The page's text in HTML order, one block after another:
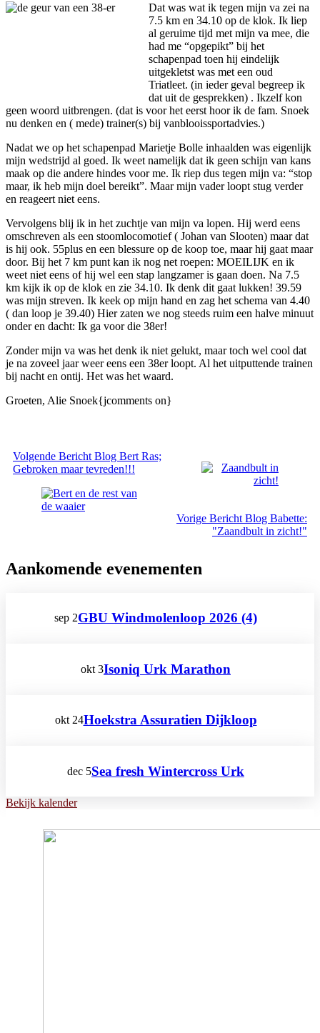
Dat was wat ik tegen mijn va zei na
7.5 km en 34.10 op de klok. Ik liep
al geruime tijd met mijn va mee, die
had me “opgepikt” bij het
schapenpad toen hij eindelijk
uitgekletst was met een oud
Triatleet. (in ieder geval begreep ik
dat uit de gesprekken) . Ikzelf kon
geen woord uitbrengen. (dat is voor het eerst hoor ik de fam. Snoek
nu denken en ( mede) trainer(s) bij vanblooissportadvies.)
Nadat we op het schapenpad Marietje Bolle inhaalden was eigenlijk
mijn wedstrijd al goed. Ik weet namelijk dat ik geen schijn van kans
maak op die andere hindes voor me. Ik riep dus tegen mijn va: “stop
maar, ik heb mijn doel bereikt”. Maar mijn vader loopt stug verder
en reageert niet eens.
Vervolgens blij ik in het zuchtje van mijn va lopen. Hij werd eens
omschreven als een stoomlocomotief ( Johan van Slooten) maar dat
is hij ook. 55plus en een blessure op de koop toe, maar hij gaat maar
door. Bij het 7 km punt kan ik nog net roepen: MOEILIJK en ik
weet niet eens of hij wel een stap langzamer is gaan doen. Na 7.5
km kijk ik op de klok en zie 34.10. Ik denk dit gaat lukken! 39.59
was mijn streven. Ik keek op mijn hand en zag het schema van 4.40
( dan loop je 39.40) Hier zaten we nog steeds ruim een halve minuut
onder en dacht: Ik ga voor die 38er!
Zonder mijn va was het denk ik niet gelukt, maar toch wel cool dat
je na zoveel jaar weer eens een 38er loopt. Al het uitputtende trainen
bij nacht en ontij. Het was het waard.
Groeten, Alie Snoek{jcomments on}
Vorige Bericht Blog Babette:
"Zaandbult in zicht!"
Volgende Bericht Blog Bert Ras;
Gebroken maar tevreden!!!
Aankomende evenementen
sep 2GBU Windmolenloop 2026 (4)
okt 3Isoniq Urk Marathon
okt 24Hoekstra Assuratien Dijkloop
dec 5Sea fresh Wintercross Urk
Bekijk kalender